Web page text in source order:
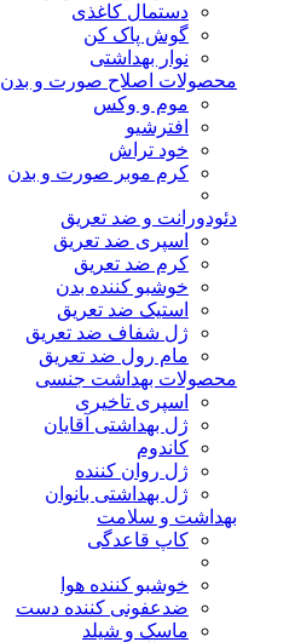
دستمال کاغذی
گوش پاک کن
نوار بهداشتی
محصولات اصلاح صورت و بدن
موم و وکس
افترشیو
خود تراش
کرم موبر صورت و بدن
دئودورانت و ضد تعریق
اسپری ضد تعریق
کرم ضد تعریق
خوشبو کننده بدن
استیک ضد تعریق
ژل شفاف ضد تعریق
مام رول ضد تعریق
محصولات بهداشت جنسی
اسپری تاخیری
ژل بهداشتی آقایان
کاندوم
ژل روان کننده
ژل بهداشتی بانوان
بهداشت و سلامت
کاپ قاعدگی
خوشبو کننده هوا
ضدعفونی کننده دست
ماسک و شیلد